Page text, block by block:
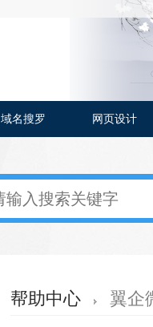
域名搜罗 网页设计
帮助中心 翼企